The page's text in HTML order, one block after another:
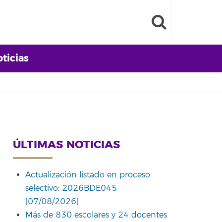
ÚLTIMAS NOTICIAS
Actualización listado en proceso
selectivo: 2026BDE045
[07/08/2026]
Más de 830 escolares y 24 docentes